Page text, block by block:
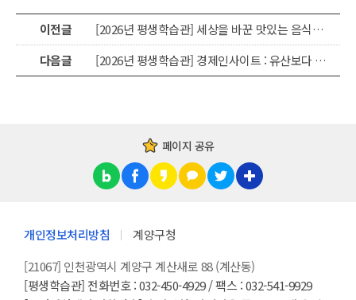
이전글
[2026년 평생학습관] 세상을 바꾼 맛있는 음식이야기
다음글
[2026년 평생학습관] 경제인사이트 : 유산보다 귀한 경제지능(FQ) 키우기
페이지 공유
개인정보처리방침
계양구청
[21067] 인천광역시 계양구 계산새로 88 (계산동)
[평생학습관] 전화번호 : 032-450-4929 / 팩스 : 032-541-9929